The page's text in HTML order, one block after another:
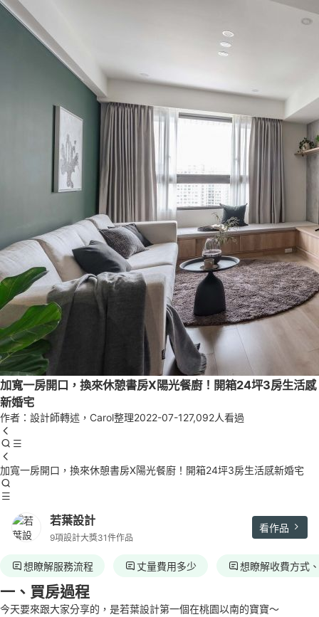
加寬一房開口，換來休憩書房X陽光餐廚！開箱24坪3房生活感
新婚宅
作者：設計師轉述，Carol整理2022-07-127,092人看過
加寬一房開口，換來休憩書房X陽光餐廚！開箱24坪3房生活感新婚宅
若葉設計
9項設計大獎31件作品
看作品
想瞭解服務流程 丈量費用多少 想瞭解收費方式
一、買房過程
今天要來跟大家分享的，是若葉設計第一個在桃園以南的寶寶～